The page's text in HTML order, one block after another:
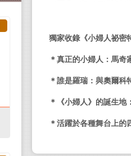
獨家收錄《小婦人祕密
＊真正的小婦人：馬奇
＊誰是羅瑞：與奧爾科
＊《小婦人》的誕生地
＊活躍於各種舞台上的